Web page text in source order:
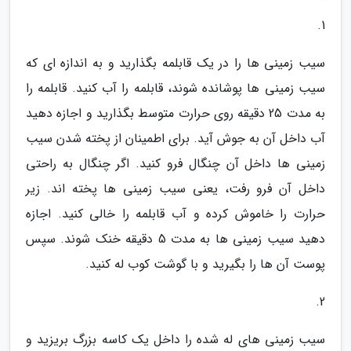
1.
سیب زمینی ها را در یک قابلمه بگذارید و به اندازه ای که
سیب زمینی ها پوشانده شوند، قابلمه را آب کنید. قابلمه را
به مدت 25 دقیقه روی حرارت متوسط بگذارید و اجازه دهید
آب داخل آن به جوش آید. برای اطمینان از پخته شدن سیب
زمینی ها داخل آن چنگال فرو کنید. اگر چنگال به راحتی
داخل آن فرو رفت، یعنی سیب زمینی ها پخته اند. زیر
حرارت را خاموش کرده و آب قابلمه را خالی کنید. اجازه
دهید سیب زمینی ها به مدت 5 دقیقه خنک شوند. سپس
پوست آن ها را بگیرید و با گوشت کوب له کنید.
2.
سیب زمینی های له شده را داخل یک کاسه بزرگ بریزید و